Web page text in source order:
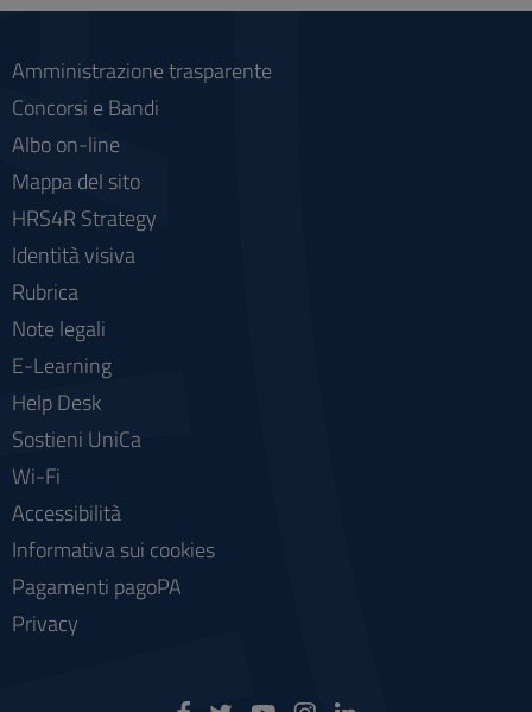
Amministrazione trasparente
Concorsi e Bandi
Albo on-line
Mappa del sito
HRS4R Strategy
Identità visiva
Rubrica
Note legali
E-Learning
Help Desk
Sostieni UniCa
Wi-Fi
Accessibilità
Informativa sui cookies
Pagamenti pagoPA
Privacy